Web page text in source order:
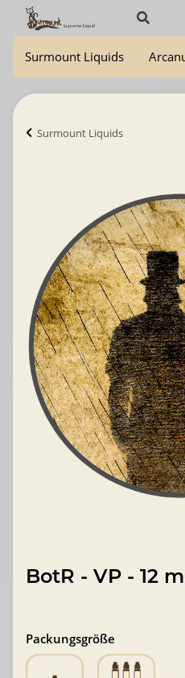
Surmount Liquids
Surmount Liquids
BotR - VP - 12
Packungsgröße